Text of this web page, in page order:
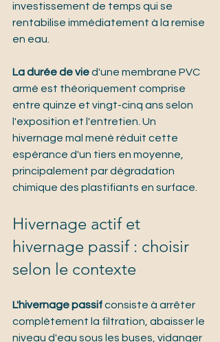
investissement de temps qui se
rentabilise immédiatement à la remise
en eau.
La durée de vie d'une membrane PVC
armé est théoriquement comprise
entre quinze et vingt-cinq ans selon
l'exposition et l'entretien. Un
hivernage mal mené réduit cette
espérance d'un tiers en moyenne,
principalement par dégradation
chimique des plastifiants en surface.
Hivernage actif et
hivernage passif : choisir
selon le contexte
L'hivernage passif consiste à arrêter
complètement la filtration, abaisser le
niveau d'eau sous les buses, vidanger